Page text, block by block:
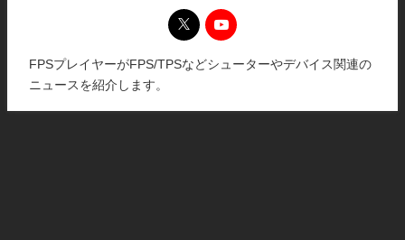
FPSプレイヤーがFPS/TPSなどシューターやデバイス関連の
ニュースを紹介します。